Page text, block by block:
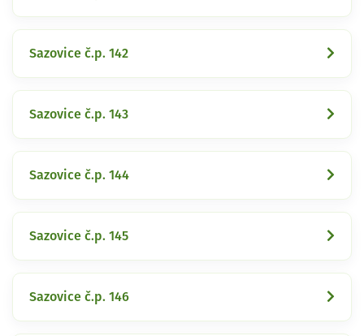
Sazovice č.p. 142
Sazovice č.p. 143
Sazovice č.p. 144
Sazovice č.p. 145
Sazovice č.p. 146